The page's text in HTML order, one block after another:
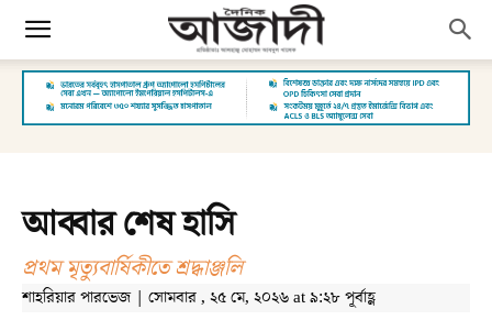
আব্বার শেষ হাসি
প্রথম মৃত্যুবার্ষিকীতে শ্রদ্ধাঞ্জলি
শাহরিয়ার পারভেজ | সোমবার , ২৫ মে, ২০২৬ at ৯:২৮ পূর্বাহ্ণ